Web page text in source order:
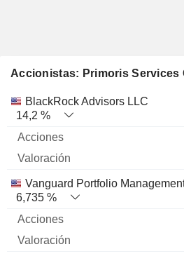
Accionistas: Primoris Services
Nombre Acciones % Valoración
BlackRock Advisors LLC
14,2 %
Vanguard Portfolio
6,735 %